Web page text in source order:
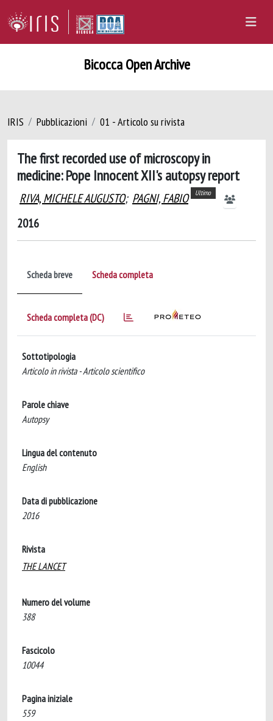
Bicocca Open Archive
IRIS Pubblicazioni 01 - Articolo su rivista
The first recorded use of microscopy in
medicine: Pope Innocent XII's autopsy report
RIVA, MICHELE AUGUSTO; PAGNI, FABIO Ultimo
2016
Scheda breve Scheda completa
Scheda completa (DC)
Sottotipologia
Articolo in rivista - Articolo scientifico
Parole chiave
Autopsy
Lingua del contenuto
English
Data di pubblicazione
2016
Rivista
THE LANCET
Numero del volume
388
Fascicolo
10044
Pagina iniziale
559